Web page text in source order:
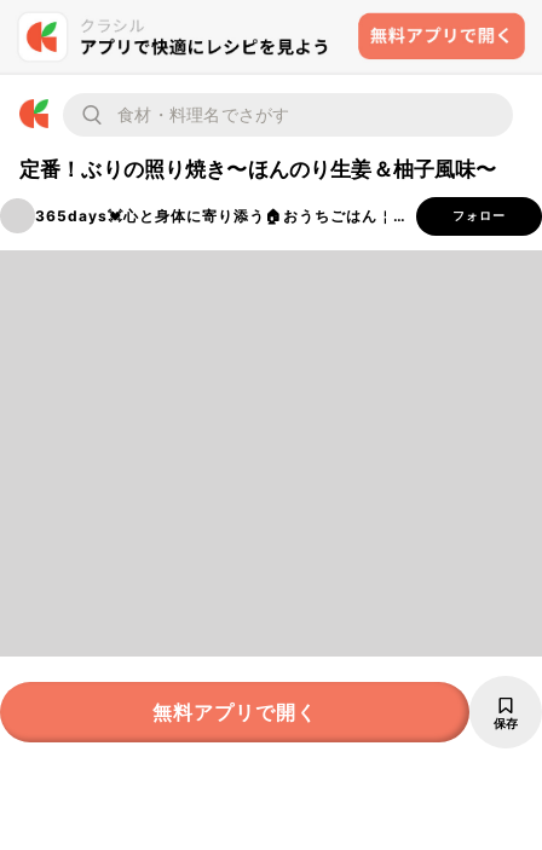
定番！ぶりの照り焼き〜ほんのり生姜＆柚子風味〜
365days💓‪心と身体に寄り添う🏠おうちごはん￤穂ノcafe フォロー
無料アプリで開く 保存